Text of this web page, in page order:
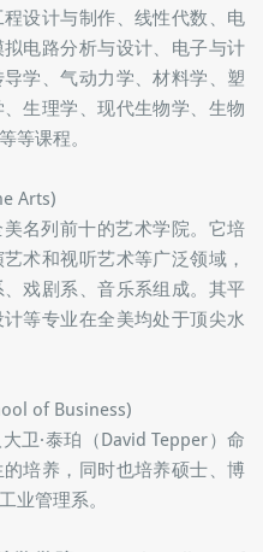
有化学工程热力学、化学工
设计与制作、线性代数、电
电路分析与设计、电子与计
学、气动力学、材料学、塑
生理学、现代生物学、生物
Arts)
名列前十的艺术学院。它培
术和视听艺术等广泛领域，
戏剧系、音乐系组成。其平
等专业在全美均处于顶尖水
of Business)
卫·泰珀（David Tepper）命
培养，同时也培养硕士、博